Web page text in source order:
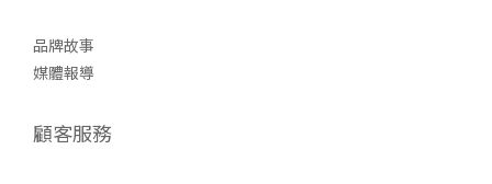
品牌故事
媒體報導
顧客服務